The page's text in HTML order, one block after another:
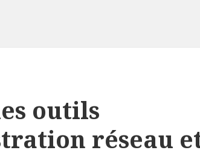
outils
réseau